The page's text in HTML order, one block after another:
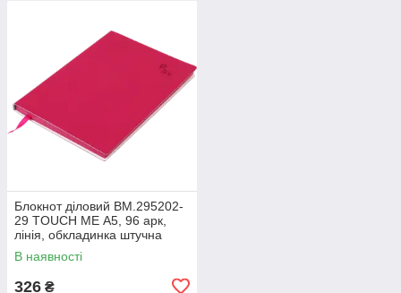
Блокнот діловий BM.295202-
29 TOUCH ME А5, 96 арк,
лінія, обкладинка штучна
шкіра, малиновий (50)
В наявності
326 ₴